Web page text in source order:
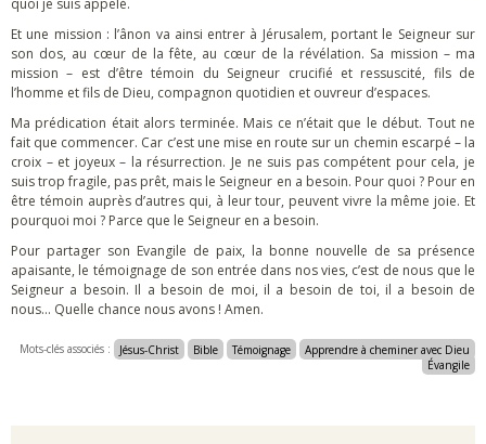
quoi je suis appelé.
Et une mission : l’ânon va ainsi entrer à Jérusalem, portant le Seigneur sur
son dos, au cœur de la fête, au cœur de la révélation. Sa mission – ma
mission – est d’être témoin du Seigneur crucifié et ressuscité, fils de
l’homme et fils de Dieu, compagnon quotidien et ouvreur d’espaces.
Ma prédication était alors terminée. Mais ce n’était que le début. Tout ne
fait que commencer. Car c’est une mise en route sur un chemin escarpé – la
croix – et joyeux – la résurrection. Je ne suis pas compétent pour cela, je
suis trop fragile, pas prêt, mais le Seigneur en a besoin. Pour quoi ? Pour en
être témoin auprès d’autres qui, à leur tour, peuvent vivre la même joie. Et
pourquoi moi ? Parce que le Seigneur en a besoin.
Pour partager son Evangile de paix, la bonne nouvelle de sa présence
apaisante, le témoignage de son entrée dans nos vies, c’est de nous que le
Seigneur a besoin. Il a besoin de moi, il a besoin de toi, il a besoin de
nous… Quelle chance nous avons ! Amen.
Mots-clés associés : Jésus-Christ Bible Témoignage
Apprendre à cheminer avec Dieu
Évangile